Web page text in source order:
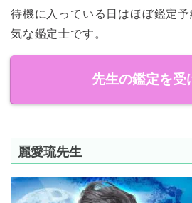
待機に入っている日はほぼ鑑定予
気な鑑定士です。
先生の鑑定を受
麗愛琉先生